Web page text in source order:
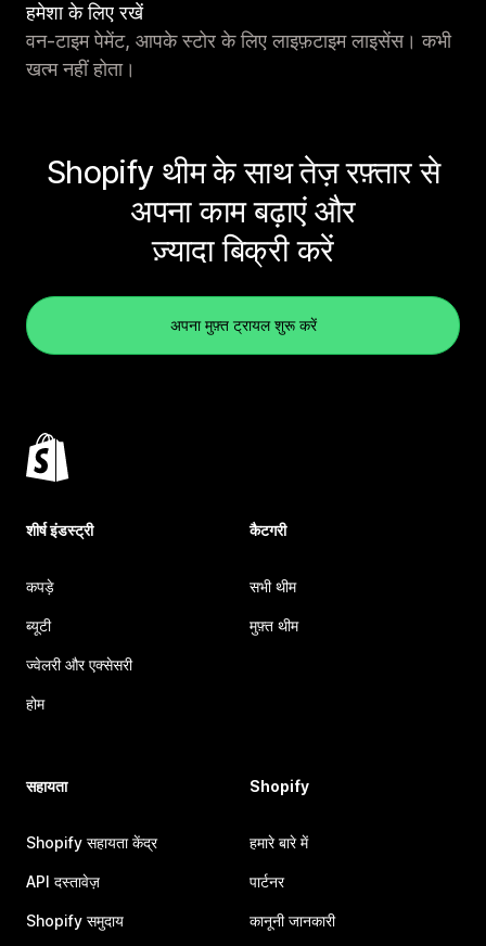
हमेशा के लिए रखें
वन-टाइम पेमेंट, आपके स्टोर के लिए लाइफ़टाइम लाइसेंस। कभी
खत्म नहीं होता।
Shopify थीम के साथ तेज़ रफ़्तार से
अपना काम बढ़ाएं और
ज़्यादा बिक्री करें
अपना मुफ़्त ट्रायल शुरू करें
शीर्ष इंडस्ट्री
कपड़े
ब्यूटी
ज्वेलरी और एक्सेसरी
होम
कैटगरी
सभी थीम
मुफ़्त थीम
सहायता
Shopify सहायता केंद्र
API दस्तावेज़
Shopify समुदाय
Shopify
हमारे बारे में
पार्टनर
कानूनी जानकारी